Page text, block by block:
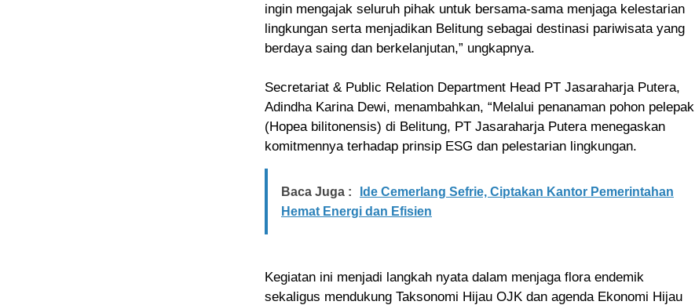
ingin mengajak seluruh pihak untuk bersama-sama menjaga kelestarian
lingkungan serta menjadikan Belitung sebagai destinasi pariwisata yang
berdaya saing dan berkelanjutan,” ungkapnya.
Secretariat & Public Relation Department Head PT Jasaraharja Putera,
Adindha Karina Dewi, menambahkan, “Melalui penanaman pohon pelepak
(Hopea bilitonensis) di Belitung, PT Jasaraharja Putera menegaskan
komitmennya terhadap prinsip ESG dan pelestarian lingkungan.
Baca Juga :
Ide Cemerlang Sefrie, Ciptakan Kantor Pemerintahan
Hemat Energi dan Efisien
Kegiatan ini menjadi langkah nyata dalam menjaga flora endemik
sekaligus mendukung Taksonomi Hijau OJK dan agenda Ekonomi Hijau